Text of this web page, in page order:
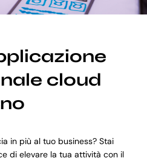
cloud
in più al tuo business? Stai
di elevare la tua attività con il